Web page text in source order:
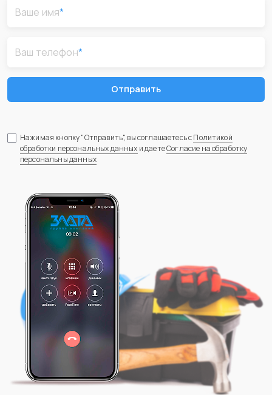
Ваше имя*
Ваш телефон*
Отправить
Нажимая кнопку "Отправить", вы соглашаетесь сПолитикой
обработки персональных данных и даетеСогласие на обработку
персональны данных